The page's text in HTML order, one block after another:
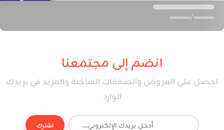
/
انضم إلى مجتمعنا
احصل على العروض والصفقات الساخنة والمزيد في بريدك
الوارد
اشترك